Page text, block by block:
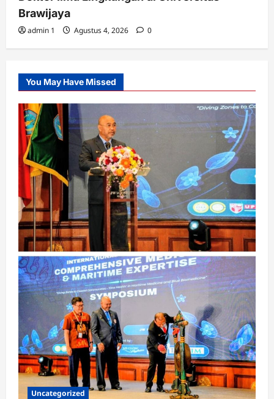
Brawijaya
admin 1 Agustus 4, 2026 0
You May Have Missed
Uncategorized